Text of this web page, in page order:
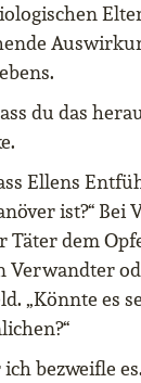
du das
Ellens
ist?“ Bei
dem
Verwandter
„Könnte es
bezweifle